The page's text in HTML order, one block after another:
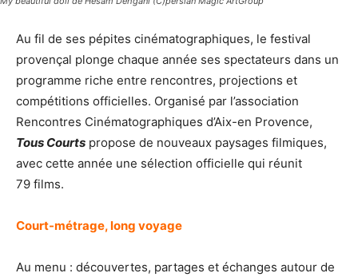
Au fil de ses pépites cinématographiques, le festival
provençal plonge chaque année ses spectateurs dans un
programme riche entre rencontres, projections et
compétitions officielles. Organisé par l’association
Rencontres Cinématographiques d’Aix-en Provence,
Tous Courts propose de nouveaux paysages filmiques,
avec cette année une sélection officielle qui réunit
79 films.
Court-métrage, long voyage
Au menu : découvertes, partages et échanges autour de